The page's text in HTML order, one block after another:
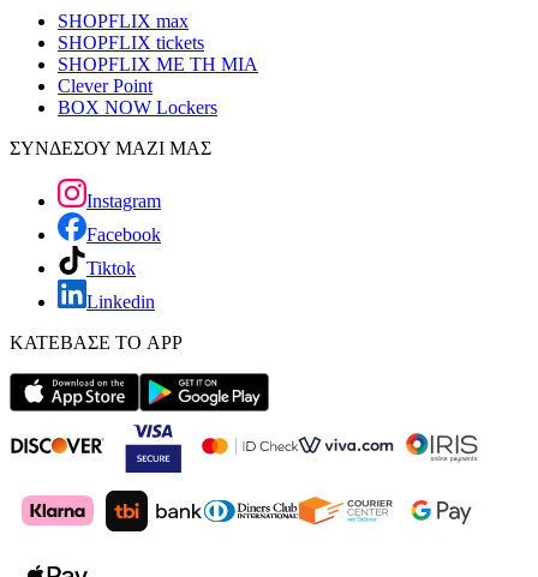
SHOPFLIX max
SHOPFLIX tickets
SHOPFLIX ΜΕ ΤΗ ΜΙΑ
Clever Point
BOX NOW Lockers
ΣΥΝΔΕΣΟΥ ΜΑΖΙ ΜΑΣ
Instagram
Facebook
Tiktok
Linkedin
ΚΑΤΕΒΑΣΕ ΤΟ APP